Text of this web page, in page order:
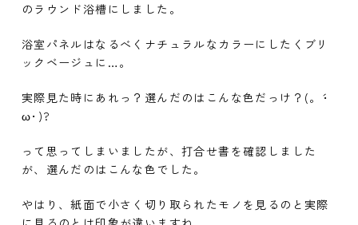
のラウンド浴槽にしました。
浴室パネルはなるべくナチュラルなカラーにしたくブリ
ックベージュに…。
実際見た時にあれっ？選んだのはこんな色だっけ？(。´･
ω･)?
って思ってしまいましたが、打合せ書を確認しました
が、選んだのはこんな色でした。
やはり、紙面で小さく切り取られたモノを見るのと実際